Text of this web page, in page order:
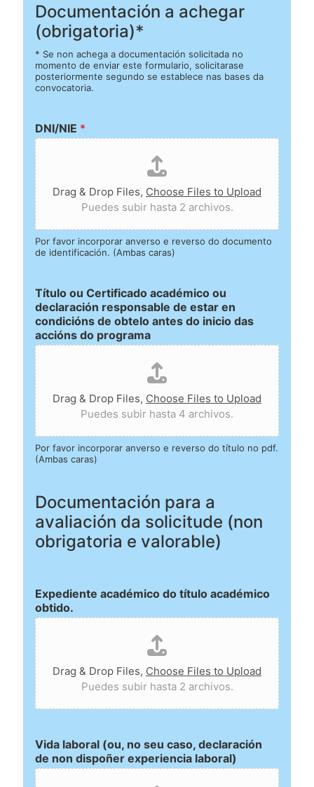
Documentación a achegar
(obrigatoria)*
* Se non achega a documentación solicitada no
momento de enviar este formulario, solicitarase
posteriormente segundo se establece nas bases da
convocatoria.
DNI/NIE *
Drag & Drop Files, Choose Files to Upload
Puedes subir hasta 2 archivos.
Por favor incorporar anverso e reverso do documento
de identificación. (Ambas caras)
Título ou Certificado académico ou
declaración responsable de estar en
condicións de obtelo antes do inicio das
accións do programa
Drag & Drop Files, Choose Files to Upload
Puedes subir hasta 4 archivos.
Por favor incorporar anverso e reverso do título no pdf.
(Ambas caras)
Documentación para a
avaliación da solicitude (non
obrigatoria e valorable)
Expediente académico do título académico
obtido.
Drag & Drop Files, Choose Files to Upload
Puedes subir hasta 2 archivos.
Vida laboral (ou, no seu caso, declaración
de non dispoñer experiencia laboral)